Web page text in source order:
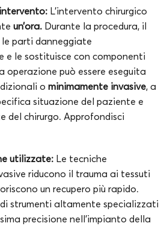
L’intervento chirurgico
un’ora. Durante la procedura, il
le parti danneggiate
e le sostituisce con componenti
operazione può essere eseguita
o minimamente invasive, a
situazione del paziente e
del chirurgo. Approfondisci
utilizzate: Le tecniche
riducono il trauma ai tessuti
un recupero più rapido.
strumenti altamente specializzati
precisione nell’impianto della